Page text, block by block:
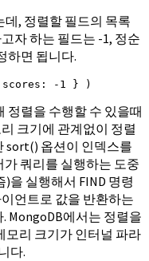
, 정렬할 필드의 목록
자 하는 필드는 -1, 정순
하면 됩니다.
-1 } )
정렬을 수행할 수 있을때
크기에 관계없이 정렬
sort() 옵션이 인덱스를
쿼리를 실행하는 도중
을 실행해서 FIND 명령
언트로 값을 반환하는
MongoDB에서는 정렬을
모리 크기가 인터널 파라
다.